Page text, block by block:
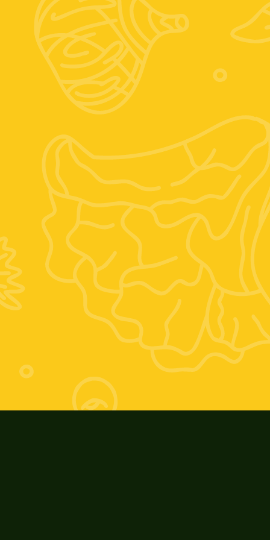
Seguici sui social
Instagram
Facebook
Posizione:
Vocabolo mario villani, 6, 01028 Orte VT
Orario estivo:
Giovedì 17-20; Venerdì 9-13 e 17-20;
Sabato 9-13
Orario invernale:
Giovedì 16-19; Venerdì 9-13 e 16-19;
Sabato: 9-13